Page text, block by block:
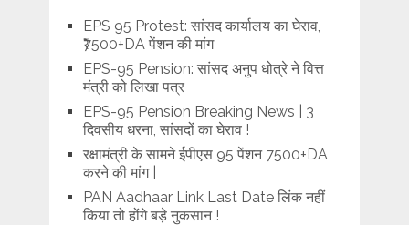
EPS 95 Protest: सांसद कार्यालय का घेराव,
₹7500+DA पेंशन की मांग
EPS-95 Pension: सांसद अनुप धोत्रे ने वित्त
मंत्री को लिखा पत्र
EPS-95 Pension Breaking News | 3
दिवसीय धरना, सांसदों का घेराव !
रक्षामंत्री के सामने ईपीएस 95 पेंशन 7500+DA
करने की मांग |
PAN Aadhaar Link Last Date लिंक नहीं
किया तो होंगे बड़े नुकसान !